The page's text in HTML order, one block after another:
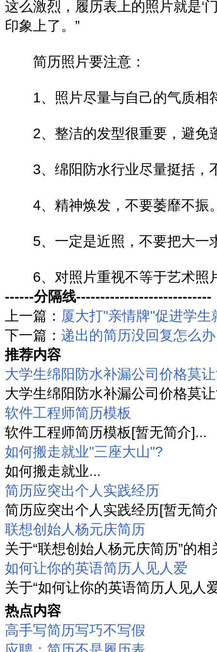
这么激烈，履历表上的照片就是‘
印象上了。”
简历照片要注意：
1、照片尽量与自己的气质相
2、整洁的发型很重要，避免
3、绵阳防水行业尽量挺括，
4、精神焕发，不要萎靡不振
5、一定是近照，不要把大一
6、对照片重视不等于艺术照
------分隔线----------------------------
上一篇： 厦大打"亲情牌"促进学
下一篇： 递出的简历没回复怎么办
推荐内容
大学生绵阳防水补漏公司价格莫
大学生绵阳防水补漏公司价格莫
软件工程师简历模板
软件工程师简历模板[暂无简介]...
如何搬走就业"三座大山"?
如何搬走就业...
简历应突出个人实践经历
简历应突出个人实践经历[暂无简
联想创始人杨元庆简历
关于“联想创始人杨元庆简历”的相
如何让你的英语简历人见人爱
关于“如何让你的英语简历人见人
热点内容
高手写简历写巧不写假